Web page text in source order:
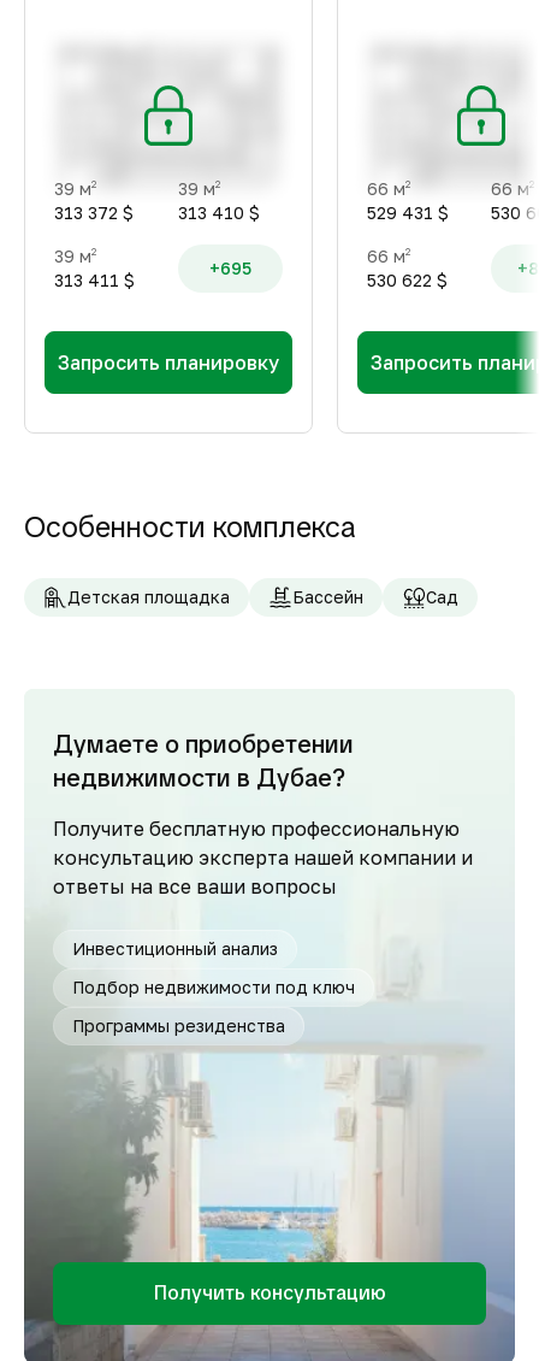
39 м2
313 372 $
39 м2
313 410 $
39 м2
313 411 $
+695
Запросить планировку
66 м2
529 431 $
66 м2
530
66 м2
530 622 $
Запросить
Особенности комплекса
Детская площадка Бассейн Сад
Думаете о приобретении
недвижимости в Дубае?
Получите бесплатную профессиональную
консультацию эксперта нашей компании и
ответы на все ваши вопросы
Инвестиционный анализ
Подбор недвижимости под ключ
Программы резиденства
Получить консультацию